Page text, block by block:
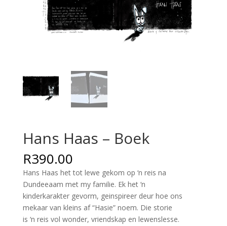
Hans Haas – Boek
R390.00
Hans Haas het tot lewe gekom op ‘n reis na
Dundeeaam met my familie. Ek het ‘n
kinderkarakter gevorm, geinspireer deur hoe ons
mekaar van kleins af “Hasie” noem. Die storie
is ‘n reis vol wonder, vriendskap en lewenslesse.